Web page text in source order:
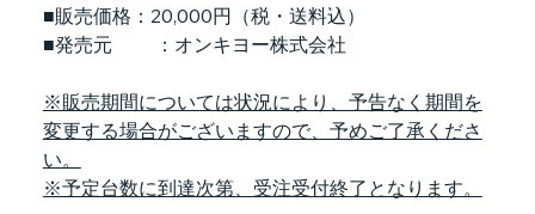
■販売価格：20,000円（税・送料込）
■発売元         ：オンキヨー株式会社
※販売期間については状況により、予告なく期間を
変更する場合がございますので、予めご了承くださ
い。
※予定台数に到達次第、受注受付終了となります。